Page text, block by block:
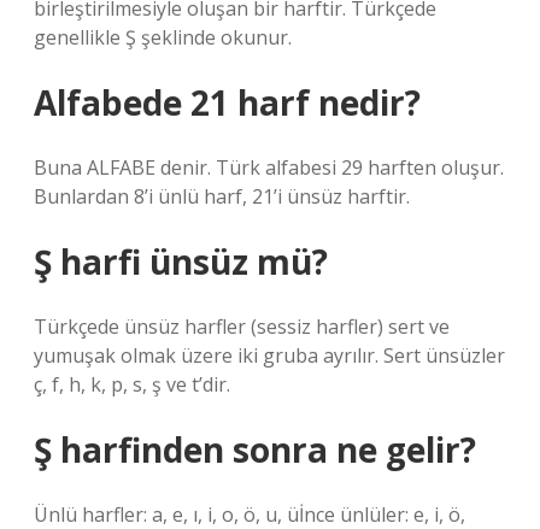
birleştirilmesiyle oluşan bir harftir. Türkçede
genellikle Ş şeklinde okunur.
Alfabede 21 harf nedir?
Buna ALFABE denir. Türk alfabesi 29 harften oluşur.
Bunlardan 8’i ünlü harf, 21’i ünsüz harftir.
Ş harfi ünsüz mü?
Türkçede ünsüz harfler (sessiz harfler) sert ve
yumuşak olmak üzere iki gruba ayrılır. Sert ünsüzler
ç, ​​​​f, h, k, p, s, ş ve t’dir.
Ş harfinden sonra ne gelir?
Ünlü harfler: a, e, ı, i, o, ö, u, üİnce ünlüler: e, i, ö,